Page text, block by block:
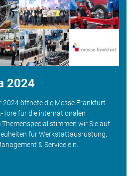
2024
2024 öffnete die Messe Frankfurt
für die internationalen
stimmen wir Sie auf
für Werkstattausrüstung,
& Service ein.